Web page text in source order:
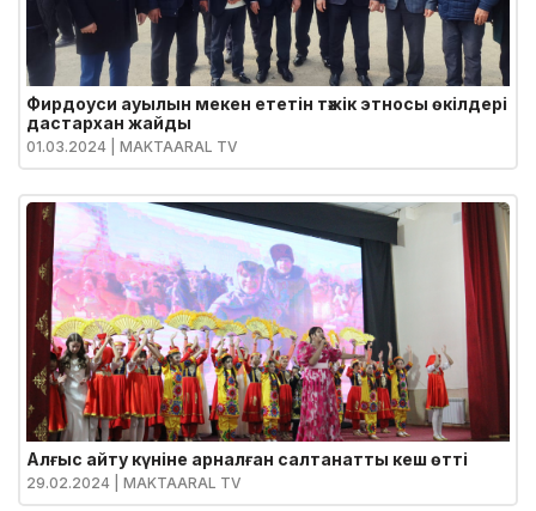
Фирдоуси ауылын мекен ететін тәжік этносы өкілдері
дастархан жайды
01.03.2024 | MAKTAARAL TV
Алғыс айту күніне арналған салтанатты кеш өтті
29.02.2024 | MAKTAARAL TV